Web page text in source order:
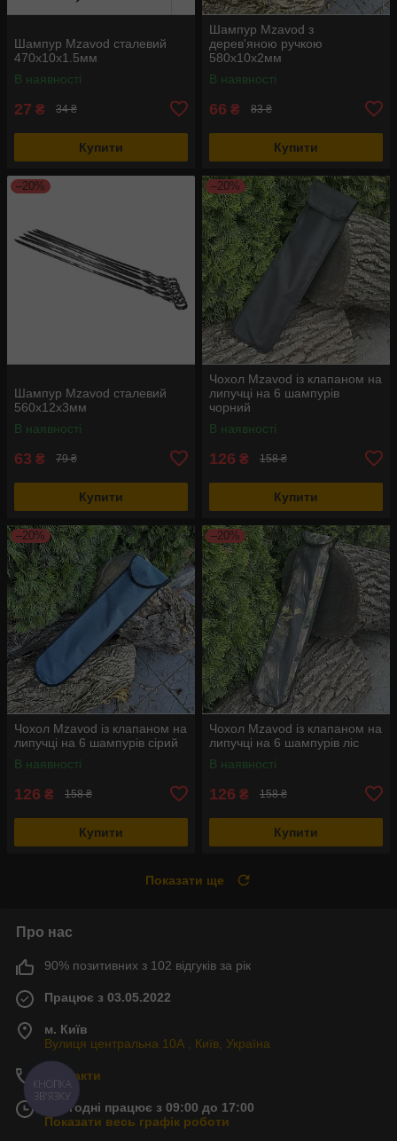
Шампур Mzavod сталевий
470х10х1.5мм
В наявності
27 ₴ 34 ₴
Купити
Шампур Mzavod з
дерев'яною ручкою
580х10х2мм
В наявності
66 ₴ 83 ₴
Купити
–20%
Шампур Mzavod сталевий
560х12х3мм
В наявності
63 ₴ 79 ₴
Купити
–20%
Чохол Mzavod із клапаном на
липучці на 6 шампурів
чорний
В наявності
126 ₴ 158 ₴
Купити
–20%
Чохол Mzavod із клапаном на
липучці на 6 шампурів сірий
В наявності
126 ₴ 158 ₴
Купити
–20%
Чохол Mzavod із клапаном на
липучці на 6 шампурів ліс
В наявності
126 ₴ 158 ₴
Купити
Показати ще
Про нас
90% позитивних з 102 відгуків за рік
Працює з 03.05.2022
м. Київ
Вулиця центральна 10А , Київ, Україна
Контакти
Сьогодні працює з 09:00 до 17:00
Показати весь графік роботи
КНОПКА
ЗВ'ЯЗКУ